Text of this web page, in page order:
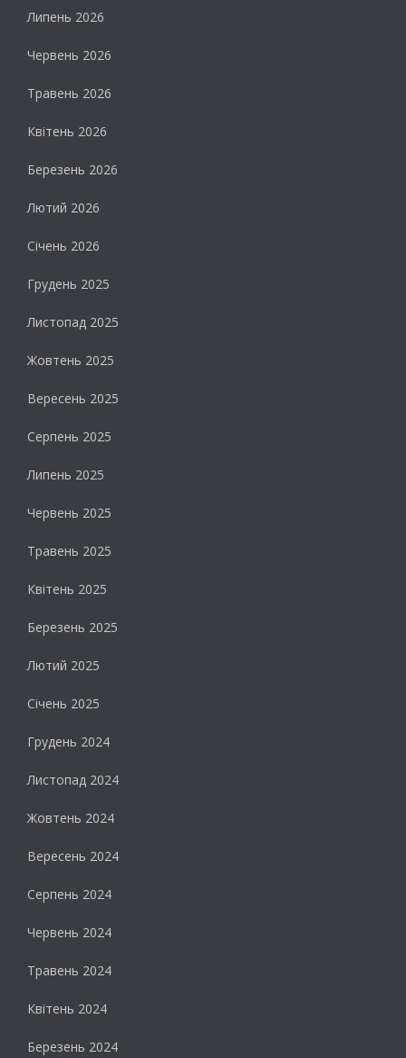
Липень 2026
Червень 2026
Травень 2026
Квітень 2026
Березень 2026
Лютий 2026
Січень 2026
Грудень 2025
Листопад 2025
Жовтень 2025
Вересень 2025
Серпень 2025
Липень 2025
Червень 2025
Травень 2025
Квітень 2025
Березень 2025
Лютий 2025
Січень 2025
Грудень 2024
Листопад 2024
Жовтень 2024
Вересень 2024
Серпень 2024
Червень 2024
Травень 2024
Квітень 2024
Березень 2024